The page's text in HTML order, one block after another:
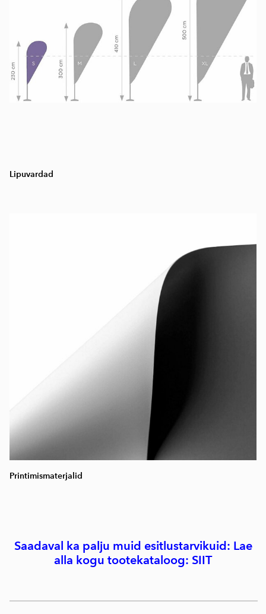
Lipuvardad
Printimismaterjalid
Saadaval ka palju muid esitlustarvikuid: Lae
alla kogu tootekataloog: SIIT